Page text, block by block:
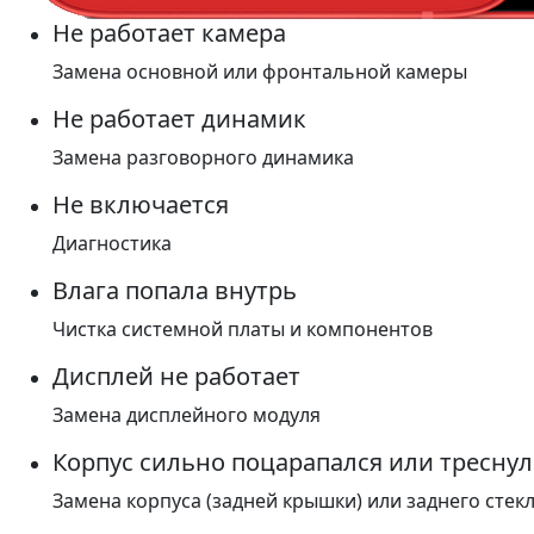
Не работает камера
Замена основной или фронтальной камеры
Не работает динамик
Замена разговорного динамика
Не включается
Диагностика
Влага попала внутрь
Чистка системной платы и компонентов
Дисплей не работает
Замена дисплейного модуля
Корпус сильно поцарапался или треснул
Замена корпуса (задней крышки) или заднего